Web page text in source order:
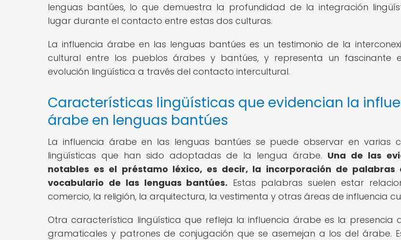
lenguas bantúes, lo que demuestra la profundidad de la integración
lugar durante el contacto entre estas dos culturas.
La influencia árabe en las lenguas bantúes es un testimonio de la
cultural entre los pueblos árabes y bantúes, y representa un fascinante
evolución lingüística a través del contacto intercultural.
Características lingüísticas que evidencian la
árabe en lenguas bantúes
La influencia árabe en las lenguas bantúes se puede observar en varias
lingüísticas que han sido adoptadas de la lengua árabe. Una de las
notables es el préstamo léxico, es decir, la incorporación de palabras
vocabulario de las lenguas bantúes. Estas palabras suelen estar
comercio, la religión, la arquitectura, la vestimenta y otras áreas de influencia
Otra característica lingüística que refleja la influencia árabe es la presencia
gramaticales y patrones de conjugación que se asemejan a los del árabe.